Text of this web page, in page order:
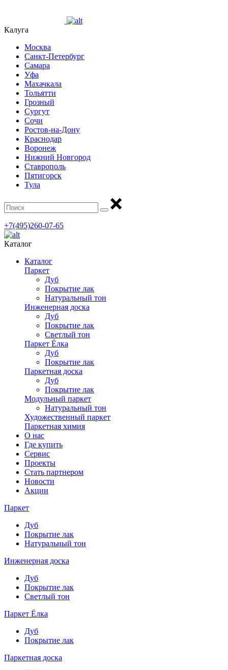
Калуга
Москва
Санкт-Петербург
Самара
Уфа
Махачкала
Тольятти
Грозный
Сургут
Сочи
Ростов-на-Дону
Краснодар
Воронеж
Нижний Новгород
Ставрополь
Пятигорск
Тула
+7(495)260-07-65
Каталог
Каталог
Паркет
Дуб
Покрытие лак
Натуральный тон
Инженерная доска
Дуб
Покрытие лак
Светлый тон
Паркет Ёлка
Дуб
Покрытие лак
Паркетная доска
Дуб
Покрытие лак
Модульный паркет
Натуральный тон
Художественный паркет
Паркетная химия
О нас
Где купить
Сервис
Проекты
Стать партнером
Новости
Акции
Паркет
Дуб
Покрытие лак
Натуральный тон
Инженерная доска
Дуб
Покрытие лак
Светлый тон
Паркет Ёлка
Дуб
Покрытие лак
Паркетная доска